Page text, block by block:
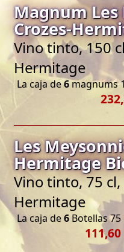
Magnum Les
Crozes-
Vino tinto, 150
Hermitage
La caja de6magnums
Les
Hermitage
Vino tinto, 75 cl,
Hermitage
La caja de6 Botellas 75
111,60